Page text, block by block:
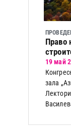
Право
19 май
зала